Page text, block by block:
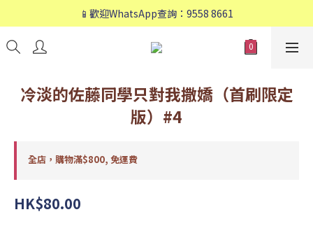
📱歡迎WhatsApp查詢：9558 8661
📱歡迎WhatsApp查詢：9558 8661
❤️會員專享：🛍購物滿💰HK$800，🚚免運費❤️
冷淡的佐藤同學只對我撒嬌（首刷限定
版）#4
全店，購物滿$800, 免運費
HK$80.00